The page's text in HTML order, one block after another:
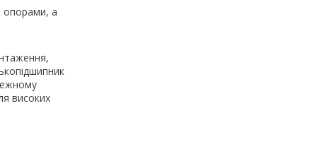
опорами, а
високих